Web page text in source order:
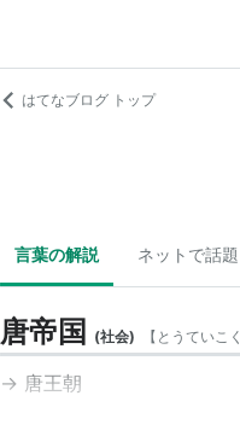
はてなブログ トップ
言葉の解説 ネットで話題
唐帝国 (社会) 【 とうていこく
→ 唐王朝